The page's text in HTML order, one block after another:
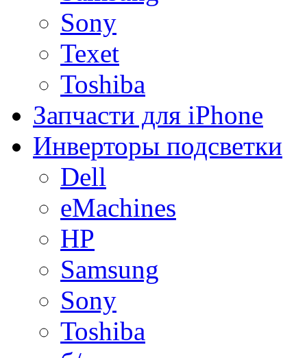
Sony
Texet
Toshiba
Запчасти для iPhone
Инверторы подсветки
Dell
eMachines
HP
Samsung
Sony
Toshiba